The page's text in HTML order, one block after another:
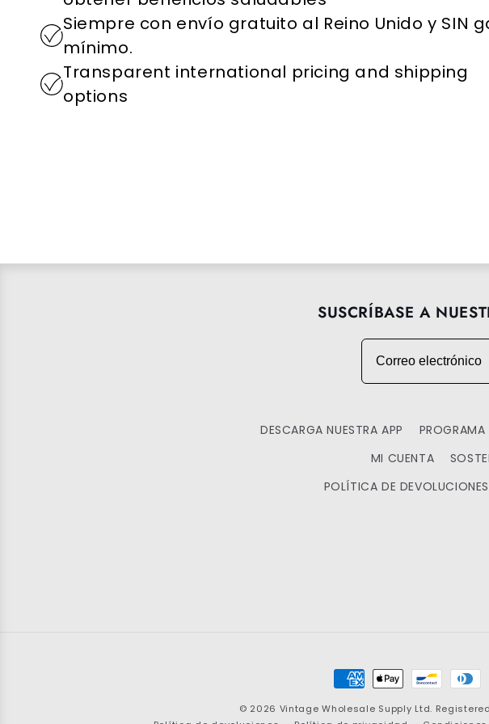
Siempre con envío gratuito al Reino Unido y SIN
mínimo.
Transparent international pricing and shipping
options
SUSCRÍBASE A
Correo electrónico
DESCARGA NUESTRA APP PROGRAMA
MI CUENTA
POLÍTICA DE
Formas
de
© 2026 Vintage Wholesale Supply Ltd.